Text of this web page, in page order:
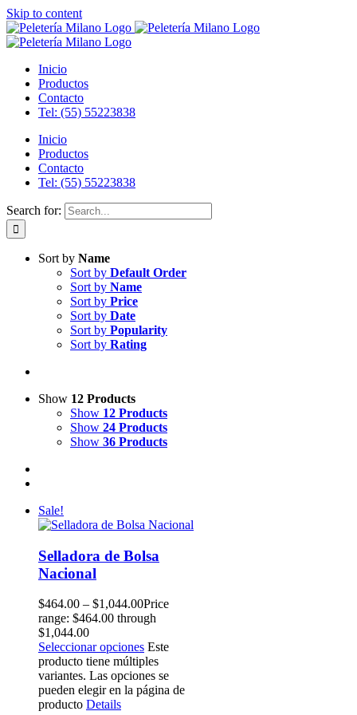
Skip to content
Inicio
Productos
Contacto
Tel: (55) 55223838
Inicio
Productos
Contacto
Tel: (55) 55223838
Search for:
Sort by Name
Sort by Default Order
Sort by Name
Sort by Price
Sort by Date
Sort by Popularity
Sort by Rating
Show 12 Products
Show 12 Products
Show 24 Products
Show 36 Products
Sale!
Selladora de Bolsa
Nacional
$464.00 – $1,044.00Price
range: $464.00 through
$1,044.00
Seleccionar opciones Este
producto tiene múltiples
variantes. Las opciones se
pueden elegir en la página de
producto Details